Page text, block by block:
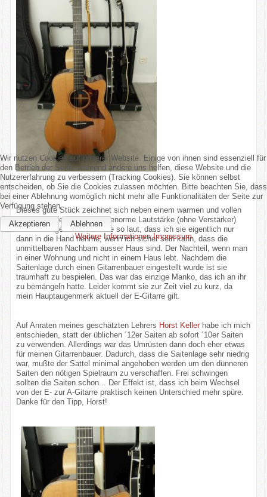
Dieses gute Stück zeichnet sich neben einem warmen und vollen
Klang vor allem durch eine enorme Lautstärke (ohne Verstärker)
aus. Offen gestanden ist sie so laut, dass ich sie eigentlich nur
dann in die Hand nehme, wenn ich sicher sein kann, dass die
unmittelbaren Nachbarn ausser Haus sind. Der Nachteil, wenn man
in einer Wohnung und nicht in einem Haus lebt. Nachdem die
Saitenlage durch einen Gitarrenbauer eingestellt wurde ist sie
traumhaft zu bespielen. Das war das einzige Manko, das ich an ihr
zu bemängeln hatte. Leider kommt sie zur Zeit viel zu kurz, da
mein Hauptaugenmerk aktuell der E-Gitarre gilt.
Auf Anraten meines geschätzten Lehrers Horst Kellerhabe ich mich
entschieden, statt der üblichen ´12er Saiten ab sofort ´10er Saiten
zu verwenden. Allerdings war das Umrüsten dann doch eher etwas
für meinen Gitarrenbauer. Dadurch, dass die Saitenlage sehr niedrig
war, mußte der Sattel minimal angehoben werden um den dünneren
Saiten den nötigen Spielraum zu verschaffen. Frei schwingen
sollten die Saiten schon... Der Effekt ist, dass ich beim Wechsel
von der E- zur A-Gitarre praktisch keinen Unterschied mehr spüre.
Danke für den Tipp, Horst!
Wir nutzen Cookies auf unserer Website. Einige von ihnen sind essenziell für
den Betrieb der Seite, während andere uns helfen, diese Website und die
Nutzererfahrung zu verbessern (Tracking Cookies). Sie können selbst
entscheiden, ob Sie die Cookies zulassen möchten. Bitte beachten Sie, dass
bei einer Ablehnung womöglich nicht mehr alle Funktionalitäten der Seite zur
Verfügung stehen.
Akzeptieren
Ablehnen
Weitere Informationen Impressum